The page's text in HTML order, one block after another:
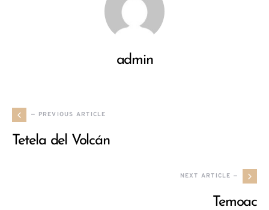
admin
— PREVIOUS ARTICLE
Tetela del Volcán
NEXT ARTICLE —
Temoac